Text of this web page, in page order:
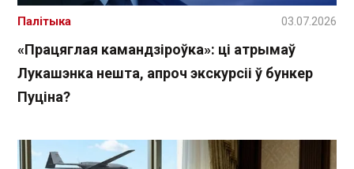
«Працяглая камандзіроўка»: ці атрымаў
Лукашэнка нешта, апроч экскурсіі ў бункер
Пуціна?
Палітыка 03.07.2026